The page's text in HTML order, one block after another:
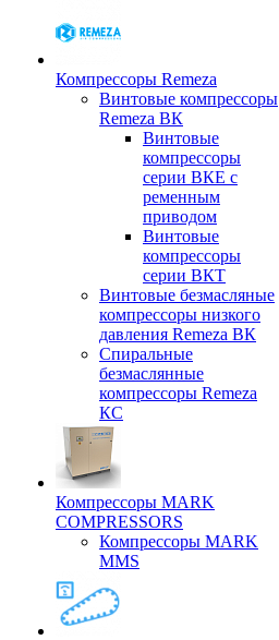
Компрессоры Remeza
Винтовые компрессоры
Remeza ВК
Винтовые
компрессоры
серии ВКЕ с
ременным
приводом
Винтовые
компрессоры
серии ВКТ
Винтовые безмасляные
компрессоры низкого
давления Remeza ВК
Спиральные
безмаслянные
компрессоры Remeza
КС
Компрессоры MARK
COMPRESSORS
Компрессоры MARK
MMS